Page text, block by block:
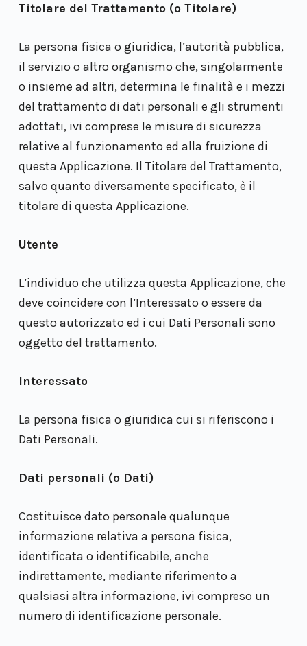
Titolare del Trattamento (o Titolare)
La persona fisica o giuridica, l’autorità pubblica,
il servizio o altro organismo che, singolarmente
o insieme ad altri, determina le finalità e i mezzi
del trattamento di dati personali e gli strumenti
adottati, ivi comprese le misure di sicurezza
relative al funzionamento ed alla fruizione di
questa Applicazione. Il Titolare del Trattamento,
salvo quanto diversamente specificato, è il
titolare di questa Applicazione.
Utente
L’individuo che utilizza questa Applicazione, che
deve coincidere con l’Interessato o essere da
questo autorizzato ed i cui Dati Personali sono
oggetto del trattamento.
Interessato
La persona fisica o giuridica cui si riferiscono i
Dati Personali.
Dati personali (o Dati)
Costituisce dato personale qualunque
informazione relativa a persona fisica,
identificata o identificabile, anche
indirettamente, mediante riferimento a
qualsiasi altra informazione, ivi compreso un
numero di identificazione personale.